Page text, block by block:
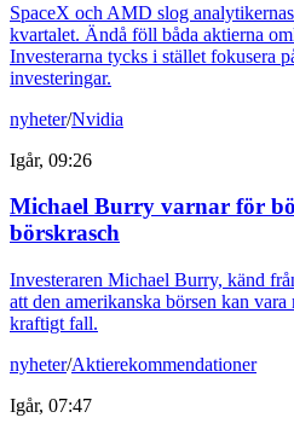
SpaceX och AMD slog
kvartalet. Ändå föll båda aktierna
Investerarna tycks i stället fokusera
investeringar.
nyheter/Nvidia
Igår, 09:26
Michael Burry varnar för
börskrasch
Investeraren Michael Burry, känd
att den amerikanska börsen kan
kraftigt fall.
nyheter/Aktierekommendationer
Igår, 07:47